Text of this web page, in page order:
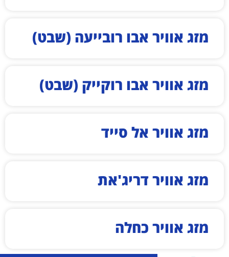
מזג אוויר אבו רובייעה (שבט)
מזג אוויר אבו רוקייק (שבט)
מזג אוויר אל סייד
מזג אוויר דריג'את
מזג אוויר כחלה